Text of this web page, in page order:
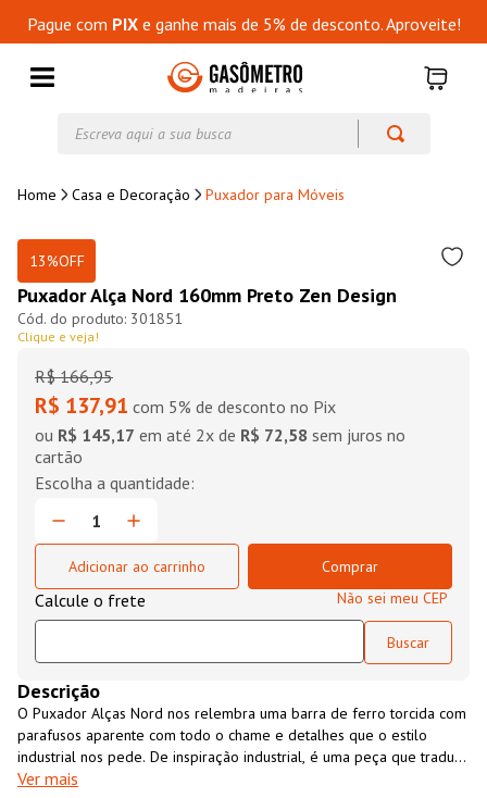
Pague com PIXe ganhe mais de 5% de desconto. Aproveite!
Casa e Decoração Puxador para Móveis
13%OFF
Puxador Alça Nord 160mm Preto Zen Design
301851
Clique e veja!
R$ 166,95
R$ 137,91 com 5% de desconto no Pix
ou R$ 145,17 em até 2x de R$ 72,58 sem juros no
cartão
Adicionar ao carrinho
Comprar
Não sei meu CEP
Descrição
O Puxador Alças Nord nos relembra uma barra de ferro torcida com
parafusos aparente com todo o chame e detalhes que o estilo
industrial nos pede. De inspiração industrial, é uma peça que traduz
simplicidade e uma beleza singular.
Ver mais